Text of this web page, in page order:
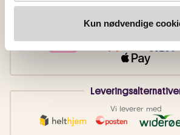
Kun nødvendige
Betalingsmetoder
Vi leverer med